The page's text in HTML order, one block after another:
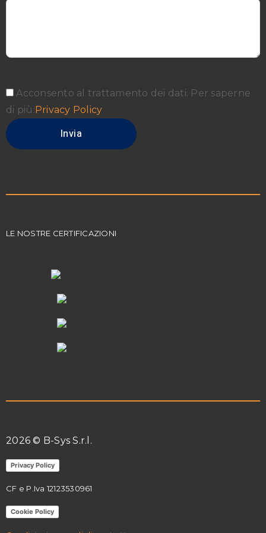
Acconsento al trattamento dei dati. Per saperne
di più: Privacy Policy
LE NOSTRE CERTIFICAZIONI
2026 © B-Sys S.r.l.
Privacy Policy
CF e P.Iva 12123530961
Cookie Policy